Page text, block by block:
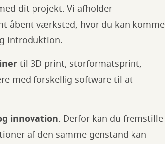
dit projekt. Vi afholder
åbent værksted, hvor du kan komme
introduktion.
til 3D print, storformatsprint,
med forskellig software til at
innovation. Derfor kan du fremstille
af den samme genstand kan